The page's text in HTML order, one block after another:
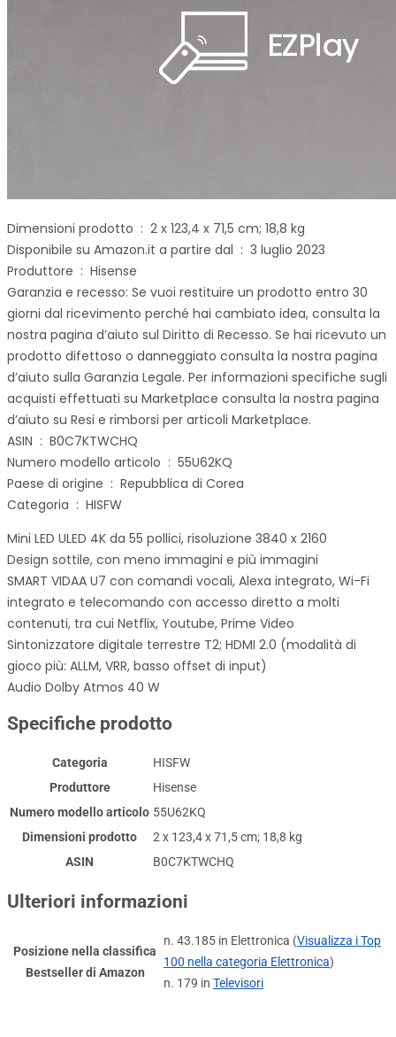
Dimensioni prodotto ‏ : ‎ 2 x 123,4 x 71,5 cm; 18,8 kg
Disponibile su Amazon.it a partire dal ‏ : ‎ 3 luglio 2023
Produttore ‏ : ‎ Hisense
Garanzia e recesso: Se vuoi restituire un prodotto entro 30
giorni dal ricevimento perché hai cambiato idea, consulta la
nostra pagina d’aiuto sul Diritto di Recesso. Se hai ricevuto un
prodotto difettoso o danneggiato consulta la nostra pagina
d’aiuto sulla Garanzia Legale. Per informazioni specifiche sugli
acquisti effettuati su Marketplace consulta la nostra pagina
d’aiuto su Resi e rimborsi per articoli Marketplace.
ASIN ‏ : ‎ B0C7KTWCHQ
Numero modello articolo ‏ : ‎ 55U62KQ
Paese di origine ‏ : ‎ Repubblica di Corea
Categoria ‏ : ‎ HISFW
Mini LED ULED 4K da 55 pollici, risoluzione 3840 x 2160
Design sottile, con meno immagini e più immagini
SMART VIDAA U7 con comandi vocali, Alexa integrato, Wi-Fi
integrato e telecomando con accesso diretto a molti
contenuti, tra cui Netflix, Youtube, Prime Video
Sintonizzatore digitale terrestre T2; HDMI 2.0 (modalità di
gioco più: ALLM, VRR, basso offset di input)
Audio Dolby Atmos 40 W
Specifiche prodotto
Categoria
‎HISFW
Produttore
‎Hisense
Numero modello articolo ‎55U62KQ
Dimensioni prodotto
‎2 x 123,4 x 71,5 cm; 18,8 kg
ASIN
‎B0C7KTWCHQ
Ulteriori informazioni
Posizione nella classifica
Bestseller di Amazon
n. 43.185 in Elettronica (Visualizza i Top
100 nella categoria Elettronica)
n. 179 in Televisori